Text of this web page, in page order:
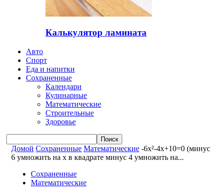
Калькулятор ламината
Авто
Спорт
Еда и напитки
Сохраненные
Календари
Кулинарные
Математические
Строительные
Здоровье
Домой Сохраненные Математические -6x²-4x+10=0 (минус
6 умножить на x в квадрате минус 4 умножить на...
Сохраненные
Математические